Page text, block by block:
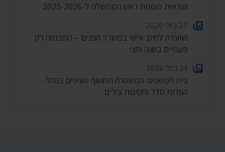
הוצאות מעונות ראש הממשלה ל-2025-2026
27 ביולי 2026
הוועדה לחיוב אישי במשרד הפנים – התכנסה רק
פעמיים בשנה וחצי
24 ביולי 2026
בית המשפט: המשטרה תחשוף סעיפים בנהלי
הפרות סדר וחסימת צירים